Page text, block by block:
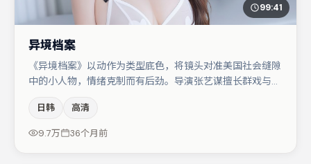
99:41
异境档案
《异境档案》以动作为类型底色，将镜头对准美国社会缝隙
中的小人物，情绪克制而有后劲。导演张艺谋擅长群戏与空
括朱一龙、张译、易烊千玺等，角色动机前后呼应，适合喜
欢抠台词与伏笔的观众。若你偏爱强类型与清晰主线，这部
日韩 高清
9.7万 36个月前